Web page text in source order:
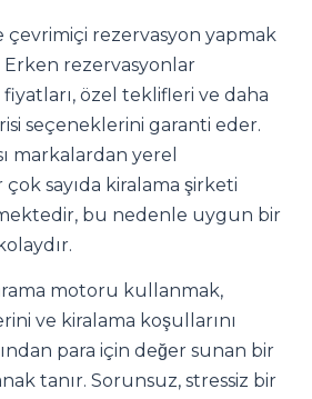
çevrimiçi rezervasyon yapmak
Erken rezervasyonlar
özel teklifleri ve daha
seçeneklerini garanti eder.
markalardan yerel
çok sayıda kiralama şirketi
bu nedenle uygun bir
motoru kullanmak,
ve kiralama koşullarını
para için değer sunan bir
tanır. Sorunsuz, stressiz bir